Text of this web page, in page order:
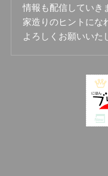
情報も配信していき
家造りのヒントにな
よろしくお願いいた